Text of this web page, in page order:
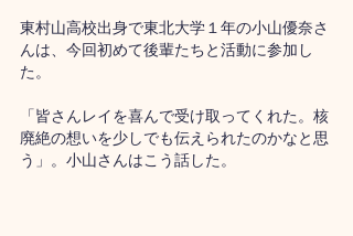
東村山高校出身で東北大学１年の小山優奈さ
んは、今回初めて後輩たちと活動に参加し
た。
「皆さんレイを喜んで受け取ってくれた。核
廃絶の想いを少しでも伝えられたのかなと思
う」。小山さんはこう話した。